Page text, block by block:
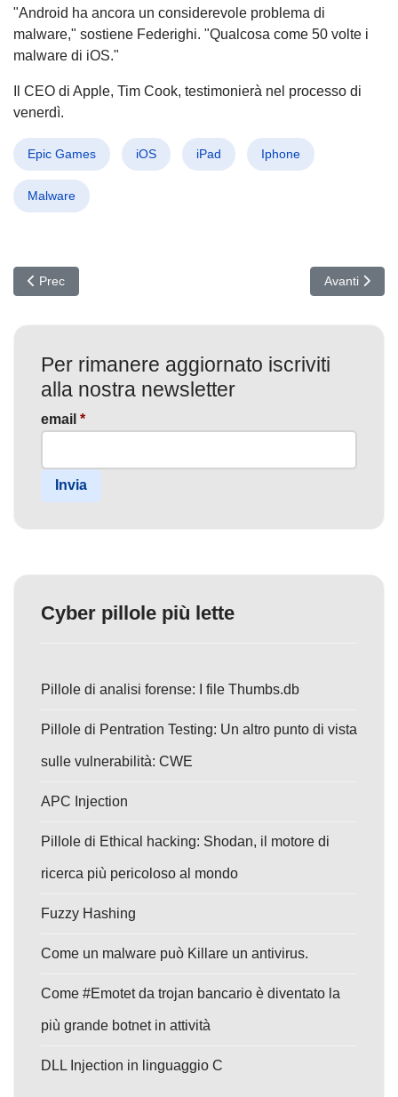
"Android ha ancora un considerevole problema di
malware," sostiene Federighi. "Qualcosa come 50 volte i
malware di iOS."
Il CEO di Apple, Tim Cook, testimonierà nel processo di
venerdì.
Epic Games iOS iPad Iphone
Malware
Articolo precedente: Il Ransomware come servizio professionale.
Prec Articolo
Avanti
Per rimanere aggiornato iscriviti
alla nostra newsletter
email *
Invia
Cyber pillole più lette
Pillole di analisi forense: I file Thumbs.db
Pillole di Pentration Testing: Un altro punto di vista
sulle vulnerabilità: CWE
APC Injection
Pillole di Ethical hacking: Shodan, il motore di
ricerca più pericoloso al mondo
Fuzzy Hashing
Come un malware può Killare un antivirus.
Come #Emotet da trojan bancario è diventato la
più grande botnet in attività
DLL Injection in linguaggio C